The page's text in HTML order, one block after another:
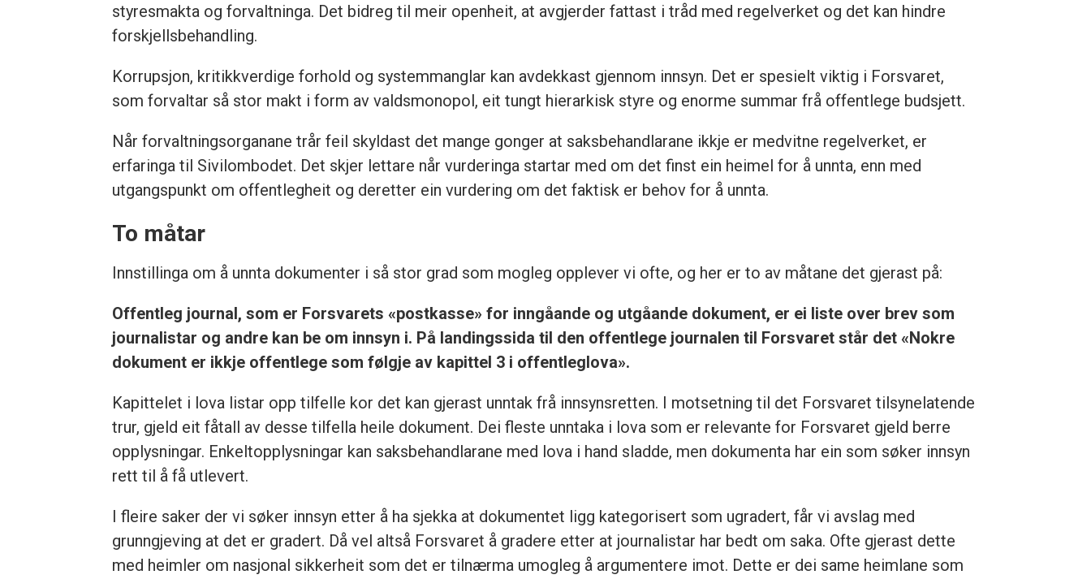
styresmakta og forvaltninga. Det bidreg til meir openheit, at avgjerder fattast i tråd med regelverket og det kan hindre
forskjellsbehandling.
Korrupsjon, kritikkverdige forhold og systemmanglar kan avdekkast gjennom innsyn. Det er spesielt viktig i Forsvaret,
som forvaltar så stor makt i form av valdsmonopol, eit tungt hierarkisk styre og enorme summar frå offentlege budsjett.
Når forvaltningsorganane trår feil skyldast det mange gonger at saksbehandlarane ikkje er medvitne regelverket, er
erfaringa til Sivilombodet. Det skjer lettare når vurderinga startar med om det finst ein heimel for å unnta, enn med
utgangspunkt om offentlegheit og deretter ein vurdering om det faktisk er behov for å unnta.
To måtar
Innstillinga om å unnta dokumenter i så stor grad som mogleg opplever vi ofte, og her er to av måtane det gjerast på:
Offentleg journal, som er Forsvarets «postkasse» for inngåande og utgåande dokument, er ei liste over brev som
journalistar og andre kan be om innsyn i. På landingssida til den offentlege journalen til Forsvaret står det «Nokre
dokument er ikkje offentlege som følgje av kapittel 3 i offentleglova».
Kapittelet i lova listar opp tilfelle kor det kan gjerast unntak frå innsynsretten. I motsetning til det Forsvaret tilsynelatende
trur, gjeld eit fåtall av desse tilfella heile dokument. Dei fleste unntaka i lova som er relevante for Forsvaret gjeld berre
opplysningar. Enkeltopplysningar kan saksbehandlarane med lova i hand sladde, men dokumenta har ein som søker innsyn
rett til å få utlevert.
I fleire saker der vi søker innsyn etter å ha sjekka at dokumentet ligg kategorisert som ugradert, får vi avslag med
grunngjeving at det er gradert. Då vel altså Forsvaret å gradere etter at journalistar har bedt om saka. Ofte gjerast dette
med heimler om nasjonal sikkerheit som det er tilnærma umogleg å argumentere imot. Dette er dei same heimlane som